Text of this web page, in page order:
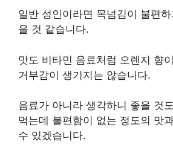
일반 성인이라면 목넘김이 불편
을 것 같습니다.
맛도 비타민 음료처럼 오렌지 향
거부감이 생기지는 않습니다.
음료가 아니라 생각하니 좋을 것
먹는데 불편함이 없는 정도의 맛
수 있겠습니다.